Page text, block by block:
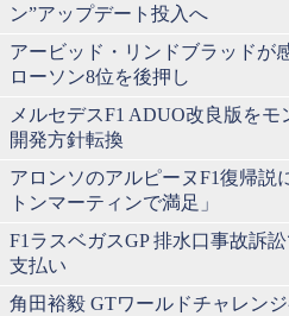
ン”アップデート投入へ
アービッド・リンドブラッドが
ローソン8位を後押し
メルセデスF1 ADUO改良版を
開発方針転換
アロンソのアルピーヌF1復帰説
トンマーティンで満足」
F1ラスベガスGP 排水口事故訴
支払い
角田裕毅 GTワールドチャレン